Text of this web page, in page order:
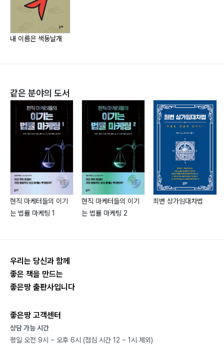
2000년 색동으로 물든 중국 하늘
긴 봄(長春)을 떠나다
산의 도시 충칭에 이슬비는 내리고
2005년의 자화상
일본과 중국에 우리의 하늘을 열자고 한 이유
가을(秋): 저비용 항공사의 감동
잠 못 이루는 산동의 밤
저비용 항공사와 장거리 저비용 항공사
지역에서 출발하다
일본 공항, 한국 공항
한·중·일 3국 중에 관광수지 흑자인 나라
한·중 사드 갈등이 기업과 문화, 항공과 관광에 미친 영향
NO Japan 캠페인의 희생양
한·중·일 3국 및 ASEAN 국가 간 하늘 경쟁
국적 저비용 항공사의 운항 환경
퀵 턴(Quick turn)을 모방하다
내 이름은 색동날개
같은 분야의 도서
현직 마케터들의 이기
는 법률 마케팅 1
현직 마케터들의 이기
는 법률 마케팅 2
최변 상가임대차법
우리는 당신과 함께
좋은 책을 만드는
좋은땅 출판사입니다
좋은땅 고객센터
상담 가능 시간
평일 오전 9시 ~ 오후 6시 (점심 시간 12 ~ 1시 제외)